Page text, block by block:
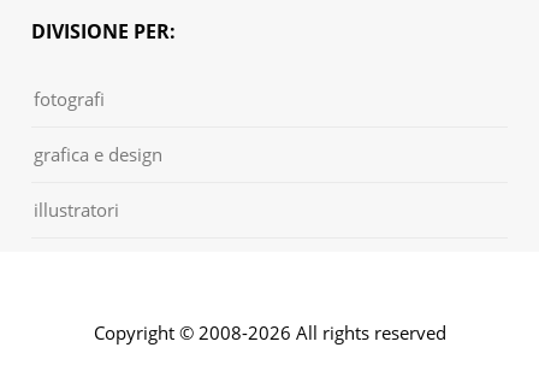
DIVISIONE PER:
fotografi
grafica e design
illustratori
Copyright © 2008-2026 All rights reserved